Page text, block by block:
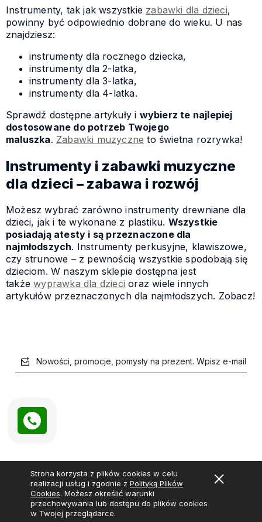
Strona korzysta z plików cookies w celu
realizacji usług i zgodnie zPolityką Plików
Cookies. Możesz określić warunki
przechowywania lub dostępu do plików cookies
w Twojej przeglądarce.
Instrumenty, tak jak wszystkie zabawki dla dzieci,
powinny być odpowiednio dobrane do wieku. U nas
znajdziesz:
instrumenty dla rocznego dziecka,
instrumenty dla 2-latka,
instrumenty dla 3-latka,
instrumenty dla 4-latka.
Sprawdź dostępne artykuły i wybierz te najlepiej
dostosowane do potrzeb Twojego
maluszka. Zabawki muzyczne to świetna rozrywka!
Instrumenty i zabawki muzyczne
dla dzieci – zabawa i rozwój
Możesz wybrać zarówno instrumenty drewniane dla
dzieci, jak i te wykonane z plastiku. Wszystkie
posiadają atesty i są przeznaczone dla
najmłodszych. Instrumenty perkusyjne, klawiszowe,
czy strunowe – z pewnością wszystkie spodobają się
dzieciom. W naszym sklepie dostępna jest
takżewyprawka dla dzieci oraz wiele innych
artykułów przeznaczonych dla najmłodszych. Zobacz!
Nowości, promocje, pomysły na prezent. Wpisz e-mail
polityce prywatności
O nas